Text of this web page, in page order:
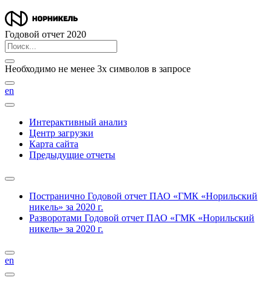
Годовой отчет 2020
Необходимо не менее 3х символов в запросе
en
Интерактивный анализ
Центр загрузки
Карта сайта
Предыдущие отчеты
Постранично Годовой отчет ПАО «ГМК «Норильский
никель» за 2020 г.
Разворотами Годовой отчет ПАО «ГМК «Норильский
никель» за 2020 г.
en